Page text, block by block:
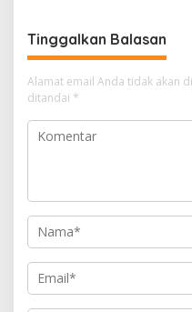
Tinggalkan Balasan
Alamat email Anda tidak akan
ditandai *